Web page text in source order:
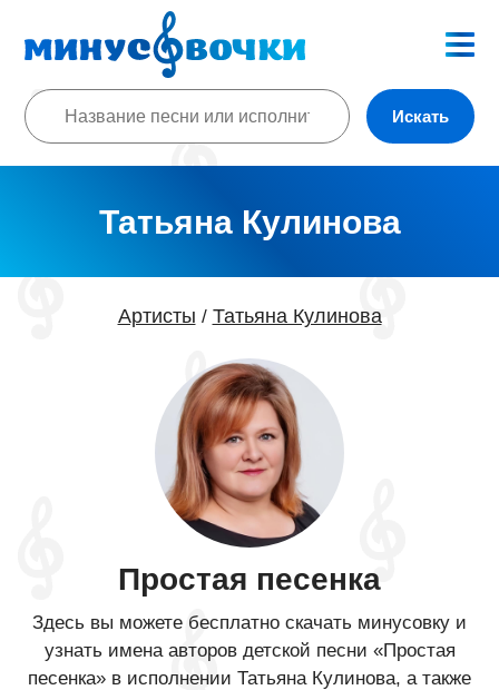
Искать
Татьяна Кулинова
Артисты / Татьяна Кулинова
Простая песенка
Здесь вы можете бесплатно скачать минусовку и
узнать имена авторов детской песни «Простая
песенка» в исполнении Татьяна Кулинова, а также